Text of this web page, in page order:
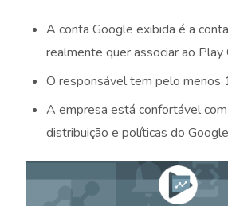
A conta Google exibida é a
realmente quer associar ao Play
O responsável tem pelo menos
A empresa está confortável
distribuição e políticas do